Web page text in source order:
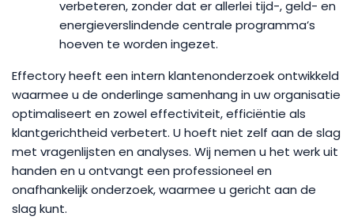
verbeteren, zonder dat er allerlei tijd-, geld- en
energieverslindende centrale programma’s
hoeven te worden ingezet.
Effectory heeft een intern klantenonderzoek ontwikkeld
waarmee u de onderlinge samenhang in uw organisatie
optimaliseert en zowel effectiviteit, efficiëntie als
klantgerichtheid verbetert. U hoeft niet zelf aan de slag
met vragenlijsten en analyses. Wij nemen u het werk uit
handen en u ontvangt een professioneel en
onafhankelijk onderzoek, waarmee u gericht aan de
slag kunt.